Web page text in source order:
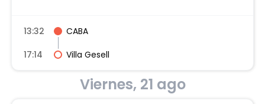
13:32
CABA
17:14
Villa Gesell
Viernes, 21 ago